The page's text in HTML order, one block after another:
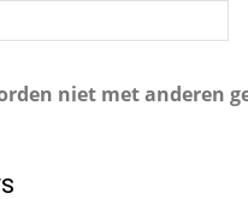
niet met anderen